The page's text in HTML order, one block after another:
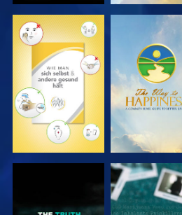
ANSEHEN ANSEHEN
ANSEHEN